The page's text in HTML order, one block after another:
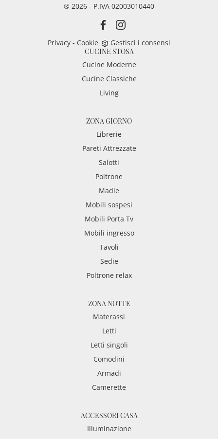
® 2026 - P.IVA 02003010440
Privacy - Cookie
Gestisci i consensi
CUCINE STOSA
Cucine Moderne
Cucine Classiche
Living
ZONA GIORNO
Librerie
Pareti Attrezzate
Salotti
Poltrone
Madie
Mobili sospesi
Mobili Porta Tv
Mobili ingresso
Tavoli
Sedie
Poltrone relax
ZONA NOTTE
Materassi
Letti
Letti singoli
Comodini
Armadi
Camerette
ACCESSORI CASA
Illuminazione